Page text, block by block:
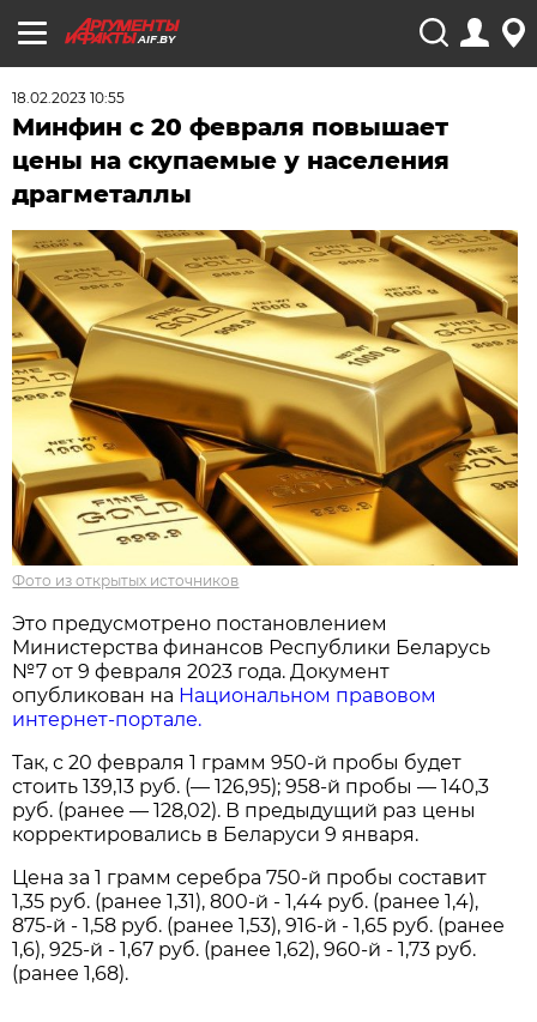
AIF.BY
18.02.2023 10:55
Минфин с 20 февраля повышает
цены на скупаемые у населения
драгметаллы
Фото из открытых источников
Это предусмотрено постановлением
Министерства финансов Республики Беларусь
№7 от 9 февраля 2023 года. Документ
опубликован на Национальном правовом
интернет-портале.
Так, с 20 февраля 1 грамм 950-й пробы будет
стоить 139,13 руб. (— 126,95); 958-й пробы — 140,3
руб. (ранее — 128,02). В предыдущий раз цены
корректировались в Беларуси 9 января.
Цена за 1 грамм серебра 750-й пробы составит
1,35 руб. (ранее 1,31), 800-й - 1,44 руб. (ранее 1,4),
875-й - 1,58 руб. (ранее 1,53), 916-й - 1,65 руб. (ранее
1,6), 925-й - 1,67 руб. (ранее 1,62), 960-й - 1,73 руб.
(ранее 1,68).